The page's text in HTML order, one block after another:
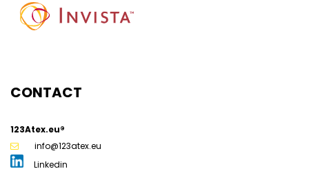
CONTACT
123Atex.eu®
info@123atex.eu
Linkedin